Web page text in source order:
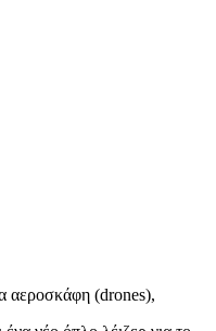
αεροσκάφη (drones),